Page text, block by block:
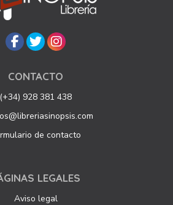
CONTACTO
(+34) 928 381 438
de contacto
LEGALES
Aviso legal